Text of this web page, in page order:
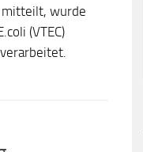
mitteilt, wurde
(VTEC)